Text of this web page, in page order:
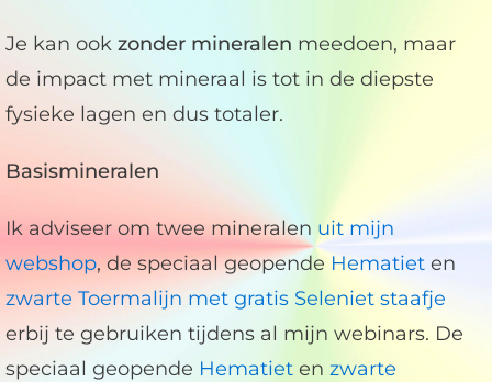
Je kan ook zonder mineralen meedoen, maar
de impact met mineraal is tot in de diepste
fysieke lagen en dus totaler.
Basismineralen
Ik adviseer om twee mineralen uit mijn
webshop, de speciaal geopende Hematiet en
zwarte Toermalijn met gratis Seleniet staafje
erbij te gebruiken tijdens al mijn webinars. De
speciaal geopende Hematiet en zwarte